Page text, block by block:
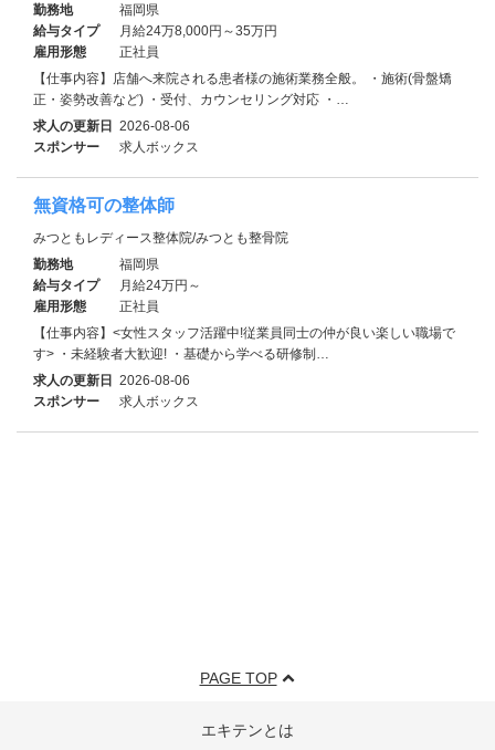
勤務地
福岡県
給与タイプ
月給24万8,000円～35万円
雇用形態
正社員
【仕事内容】店舗へ来院される患者様の施術業務全般。 ・施術(骨盤矯
正・姿勢改善など) ・受付、カウンセリング対応 ・…
求人の更新日 2026-08-06
スポンサー
求人ボックス
無資格可の整体師
みつともレディース整体院/みつとも整骨院
勤務地
福岡県
給与タイプ
月給24万円～
雇用形態
正社員
【仕事内容】<女性スタッフ活躍中!従業員同士の仲が良い楽しい職場で
す> ・未経験者大歓迎! ・基礎から学べる研修制…
求人の更新日 2026-08-06
スポンサー
求人ボックス
PAGE TOP
エキテンとは